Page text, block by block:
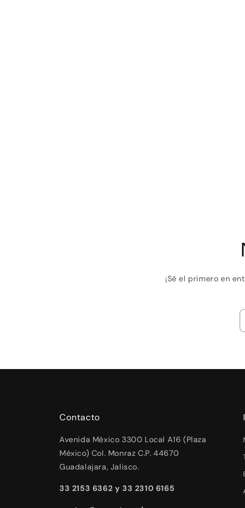
¡Sé el primero en
Contacto
Avenida México 3300 Local A16 (Plaza
México) Col. Monraz C.P. 44670
Guadalajara, Jalisco.
33 2153 6362 y 33 2310 6165